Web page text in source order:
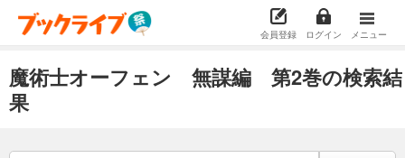
会員登録 ログイン メニュー
魔術士オーフェン 無謀編 第2巻の検索結
果